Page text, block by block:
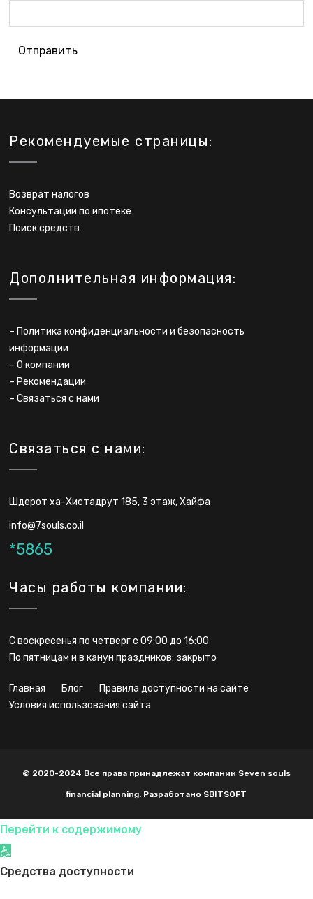
Отправить
Рекомендуемые страницы:
Возврат налогов
Консультации по ипотеке
Поиск средств
Дополнительная информация:
– Политика конфиденциальности и безопасность
информации
–О компании
– Рекомендации
–Связаться с нами
Связаться с нами:
Шдерот ха-Хистадрут 185, 3 этаж, Хайфа
info@7souls.co.il
*5865
Часы работы компании:
С воскресенья по четверг с 09:00 до 16:00
По пятницам и в канун праздников: закрыто
главная блог
правила доступности на сайте
условия использования сайта
© 2020-2024 Все права принадлежат компании Seven souls
financial planning. Разработано SBITSOFT
Перейти к содержимому
Открыть панель инструментов
Средства доступности